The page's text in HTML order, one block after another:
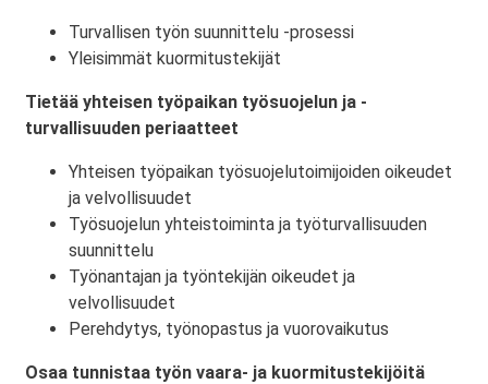
Turvallisen työn suunnittelu -prosessi
Yleisimmät kuormitustekijät
Tietää yhteisen työpaikan työsuojelun ja -
turvallisuuden periaatteet
Yhteisen työpaikan työsuojelutoimijoiden oikeudet
ja velvollisuudet
Työsuojelun yhteistoiminta ja työturvallisuuden
suunnittelu
Työnantajan ja työntekijän oikeudet ja
velvollisuudet
Perehdytys, työnopastus ja vuorovaikutus
Osaa tunnistaa työn vaara- ja kuormitustekijöitä